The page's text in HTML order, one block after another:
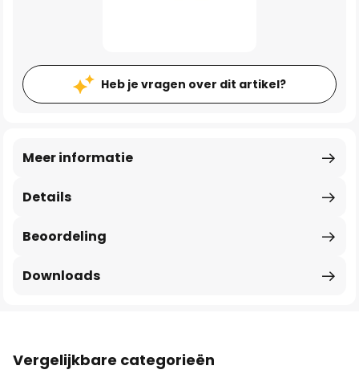
Heb je vragen over dit artikel?
Details
Meer informatie
Beoordeling
Downloads
Vergelijkbare categorieën